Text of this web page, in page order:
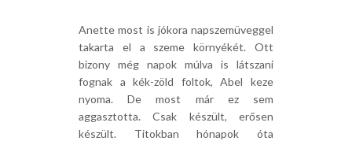
Anette most is jókora napszemüveggel
takarta el a szeme környékét. Ott
bizony még napok múlva is látszani
fognak a kék-zöld foltok, Abel keze
nyoma. De most már ez sem
aggasztotta. Csak készült, erősen
készült. Titokban hónapok óta